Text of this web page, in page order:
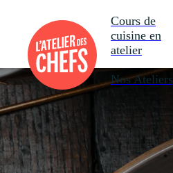
Cours de
cuisine en
atelier
Nos Ateliers